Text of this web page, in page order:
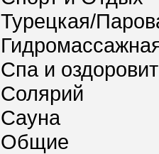
Турецкая/
Спа и
Солярий
Сауна
Общие